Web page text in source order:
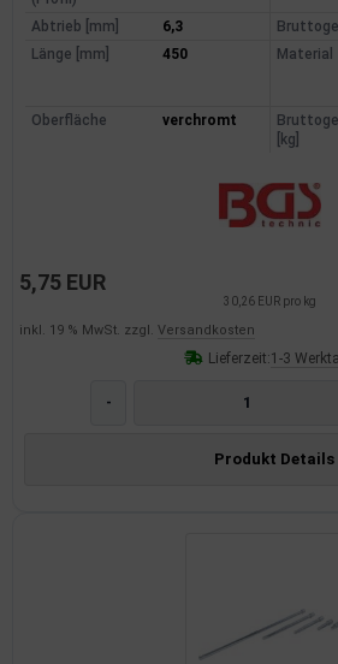
Abtrieb [mm] 6,3
Länge [mm]
450 Material
Oberfläche
verchromt
[kg]
5,75 EUR
30,26 EUR pro kg
inkl. 19 % MwSt. zzgl. Versandkosten
Lieferzeit:1-3
-
Produkt Details